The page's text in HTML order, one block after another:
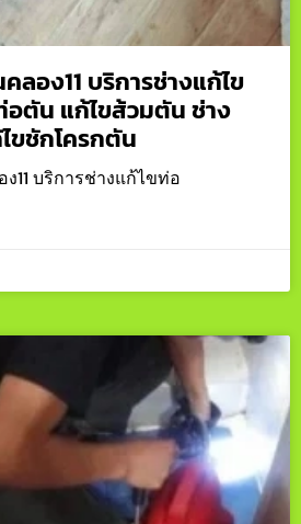
ลอง11 บริการช่างแก้ไข
ตัน แก้ไขส้วมตัน ช่าง
ขชักโครกตัน
11 บริการช่างแก้ไขท่อ